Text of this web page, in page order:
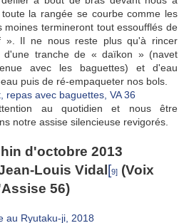
la rangée se courbe comme les
moines termineront tout essoufflés de
». Il ne nous reste plus qu'à rincer
tranche de « daïkon » (navet
avec les baguettes) et d'eau
puis de ré-empaqueter nos bols.
au quotidien et nous être
notre assise silencieuse revigorés.
d'octobre 2013
Louis Vidal [9] (Voix
56)